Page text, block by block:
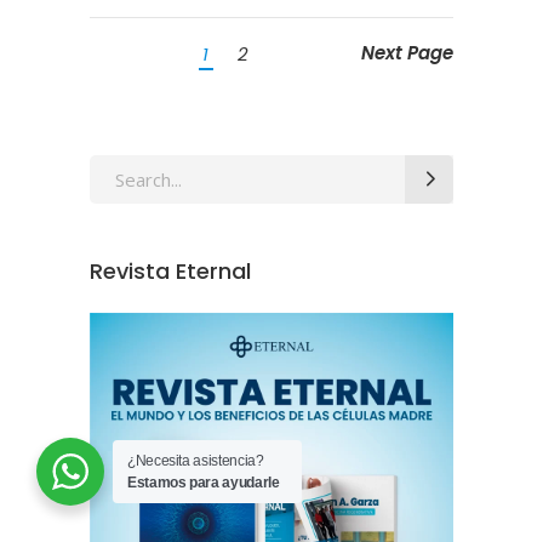
1 2 Next Page
Revista Eternal
¿Necesita asistencia?
Estamos para ayudarle